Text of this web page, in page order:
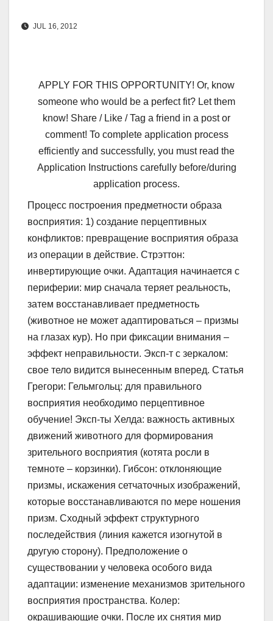
JUL 16, 2012
APPLY FOR THIS OPPORTUNITY! Or, know
someone who would be a perfect fit? Let them
know! Share / Like / Tag a friend in a post or
comment! To complete application process
efficiently and successfully, you must read the
Application Instructions carefully before/during
application process.
Процесс построения предметности образа
восприятия: 1) создание перцептивных
конфликтов: превращение восприятия образа
из операции в действие. Стрэттон:
инвертирующие очки. Адаптация начинается с
периферии: мир сначала теряет реальность,
затем восстанавливает предметность
(животное не может адаптироваться – призмы
на глазах кур). Но при фиксации внимания –
эффект неправильности. Эксп-т с зеркалом:
свое тело видится вынесенным вперед. Статья
Грегори: Гельмгольц: для правильного
восприятия необходимо перцептивное
обучение! Эксп-ты Хелда: важность активных
движений животного для формирования
зрительного восприятия (котята росли в
темноте – корзинки). Гибсон: отклоняющие
призмы, искажения сетчаточных изображений,
которые восстанавливаются по мере ношения
призм. Сходный эффект структурного
последействия (линия кажется изогнутой в
другую сторону). Предположение о
существовании у человека особого вида
адаптации: изменение механизмов зрительного
восприятия пространства. Колер:
окрашивающие очки. После их снятия мир